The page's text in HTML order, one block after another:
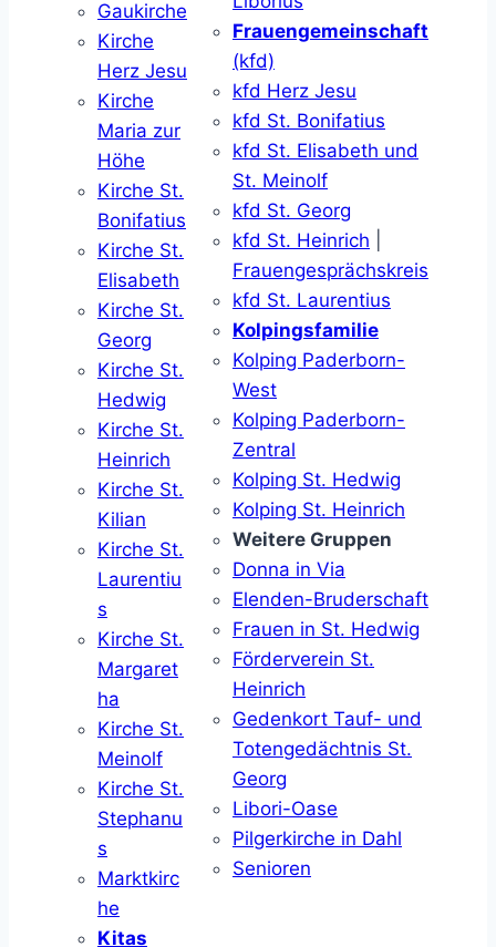
Gaukirche
Kirche
Herz Jesu
Kirche
Maria zur
Höhe
Kirche St.
Bonifatius
Kirche St.
Elisabeth
Kirche St.
Georg
Kirche St.
Hedwig
Kirche St.
Heinrich
Kirche St.
Kilian
Kirche St.
Laurentiu
s
Kirche St.
Margaret
ha
Kirche St.
Meinolf
Kirche St.
Stephanu
s
Marktkirc
he
Kitas
Frauengemeinschaft
(kfd)
kfd Herz Jesu
kfd St. Bonifatius
kfd St. Elisabeth und
St. Meinolf
kfd St. Georg
kfd St. Heinrich
Frauengesprächskreis
kfd St. Laurentius
Kolpingsfamilie
Kolping Paderborn-
West
Kolping Paderborn-
Zentral
Kolping St. Hedwig
Kolping St. Heinrich
Weitere Gruppen
Donna in Via
Elenden-Bruderschaft
Frauen in St. Hedwig
Förderverein St.
Heinrich
Gedenkort Tauf- und
Totengedächtnis St.
Georg
Libori-Oase
Pilgerkirche in Dahl
Senioren